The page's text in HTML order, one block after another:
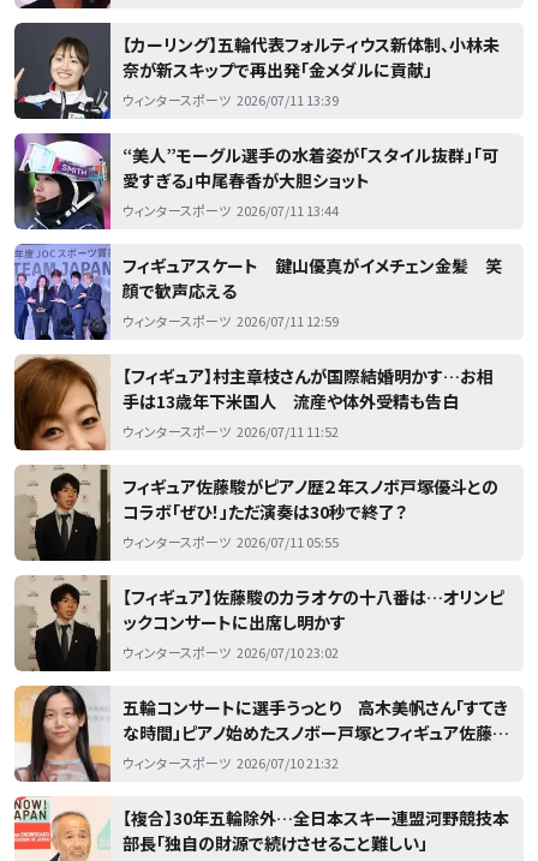
【カーリング】五輪代表フォルティウス新体制、小林未
奈が新スキップで再出発「金メダルに貢献」
ウィンタースポーツ 2026/07/11 13:39
“美人”モーグル選手の水着姿が「スタイル抜群」「可
愛すぎる」中尾春香が大胆ショット
ウィンタースポーツ 2026/07/11 13:44
フィギュアスケート 鍵山優真がイメチェン金髪 笑
顔で歓声応える
ウィンタースポーツ 2026/07/11 12:59
【フィギュア】村主章枝さんが国際結婚明かす…お相
手は13歳年下米国人 流産や体外受精も告白
ウィンタースポーツ 2026/07/11 11:52
フィギュア佐藤駿がピアノ歴２年スノボ戸塚優斗との
コラボ「ぜひ！」ただ演奏は30秒で終了？
ウィンタースポーツ 2026/07/11 05:55
【フィギュア】佐藤駿のカラオケの十八番は…オリンピ
ックコンサートに出席し明かす
ウィンタースポーツ 2026/07/10 23:02
五輪コンサートに選手うっとり 高木美帆さん「すてき
な時間」ピアノ始めたスノボー戸塚とフィギュア佐藤駿
にまさかの提案「弾いたやつで躍ってもらいましょう」
ウィンタースポーツ 2026/07/10 21:32
【複合】30年五輪除外…全日本スキー連盟河野競技本
部長「独自の財源で続けさせること難しい」